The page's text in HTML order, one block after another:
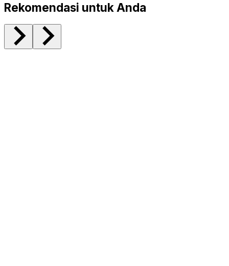
Rekomendasi untuk Anda